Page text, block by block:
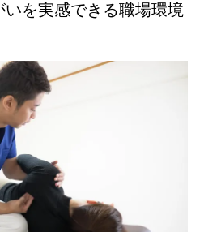
を実感できる職場環境